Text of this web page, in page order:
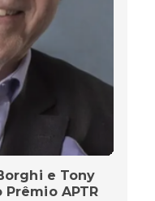
e Tony
Prêmio APTR